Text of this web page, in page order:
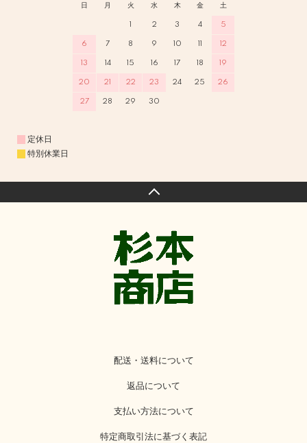
日 月 火 水 木 金 土
1 2 3 4 5
6 7 8 9 10 11 12
13 14 15 16 17 18 19
20 21 22 23 24 25 26
27 28 29 30
定休日
特別休業日
配送・送料について
返品について
支払い方法について
特定商取引法に基づく表記